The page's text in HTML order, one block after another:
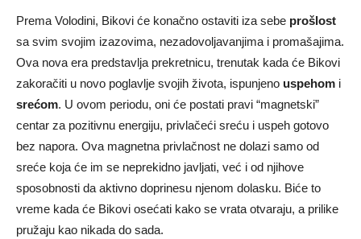
Prema Volodini, Bikovi će konačno ostaviti iza sebe prošlost
sa svim svojim izazovima, nezadovoljavanjima i promašajima.
Ova nova era predstavlja prekretnicu, trenutak kada će Bikovi
zakoračiti u novo poglavlje svojih života, ispunjeno uspehom i
srećom. U ovom periodu, oni će postati pravi “magnetski”
centar za pozitivnu energiju, privlačeći sreću i uspeh gotovo
bez napora. Ova magnetna privlačnost ne dolazi samo od
sreće koja će im se neprekidno javljati, već i od njihove
sposobnosti da aktivno doprinesu njenom dolasku. Biće to
vreme kada će Bikovi osećati kako se vrata otvaraju, a prilike
pružaju kao nikada do sada.